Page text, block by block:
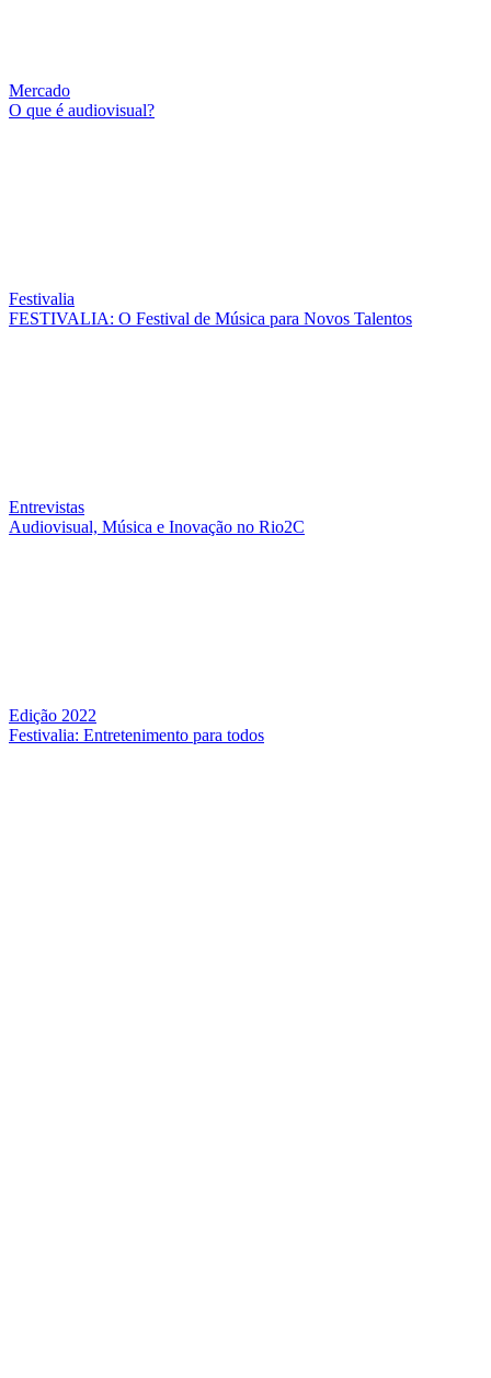
Mercado
O que é audiovisual?
Festivalia
FESTIVALIA: O Festival de Música para Novos Talentos
Entrevistas
Audiovisual, Música e Inovação no Rio2C
Edição 2022
Festivalia: Entretenimento para todos